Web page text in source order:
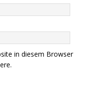
in diesem Browser